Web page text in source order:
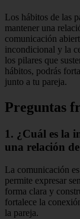
Los hábitos de las
mantener una
comunicación
incondicional y la
los pilares que
hábitos, podrás
junto a tu pareja.
Preguntas
1. ¿Cuál es la
una relación
La comunicación
permite expresar
forma clara y
fortalece la
la pareja.